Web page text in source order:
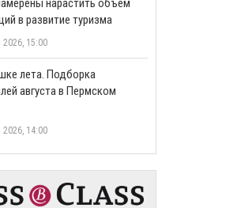
нарастить объем
в развитие туризма
15:00
лета. Подборка
августа в Пермском
14:00